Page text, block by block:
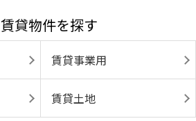
賃貸物件を探す
賃貸事業用
賃貸土地